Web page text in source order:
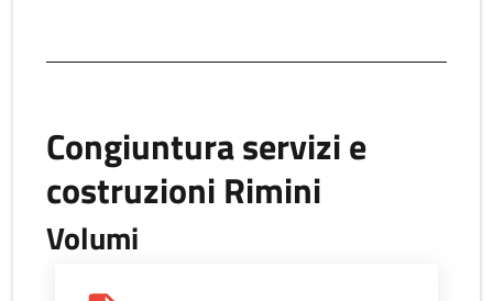
Congiuntura servizi e
costruzioni Rimini
Volumi